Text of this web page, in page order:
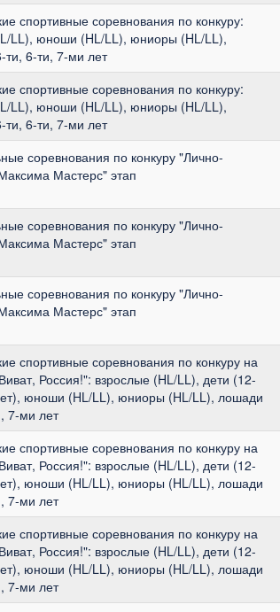
спортивные соревнования по конкуру:
LL), юноши (HL/LL), юниоры (HL/LL),
6-ти, 7-ми лет
спортивные соревнования по конкуру:
LL), юноши (HL/LL), юниоры (HL/LL),
6-ти, 7-ми лет
соревнования по конкуру "Лично-
Мастерс" этап
соревнования по конкуру "Лично-
Мастерс" этап
соревнования по конкуру "Лично-
Мастерс" этап
спортивные соревнования по конкуру на
Россия!": взрослые (HL/LL), дети (12-
юноши (HL/LL), юниоры (HL/LL), лошади
7-ми лет
спортивные соревнования по конкуру на
Россия!": взрослые (HL/LL), дети (12-
юноши (HL/LL), юниоры (HL/LL), лошади
7-ми лет
спортивные соревнования по конкуру на
Россия!": взрослые (HL/LL), дети (12-
юноши (HL/LL), юниоры (HL/LL), лошади
7-ми лет